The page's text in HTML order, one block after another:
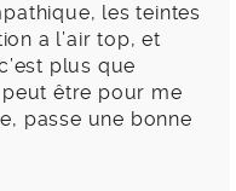
les teintes
a l’air top, et
plus que
être pour me
passe une bonne